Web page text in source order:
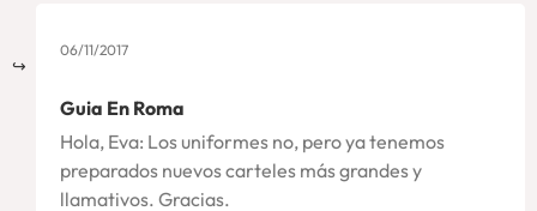
06/11/2017
Guia En Roma
Hola, Eva: Los uniformes no, pero ya tenemos
preparados nuevos carteles más grandes y
llamativos. Gracias.